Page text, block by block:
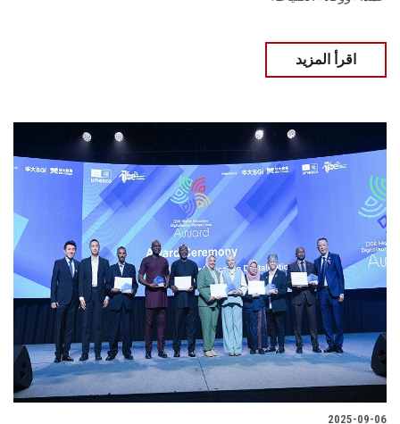
اقرأ المزيد
2025-09-06